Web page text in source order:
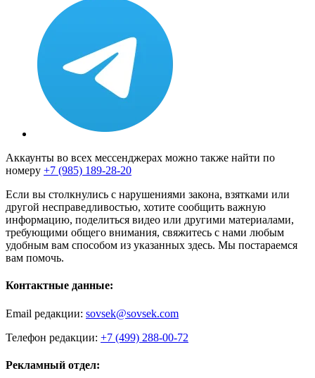
Аккаунты во всех мессенджерах можно также найти по
номеру +7 (985) 189-28-20
Если вы столкнулись с нарушениями закона, взятками или
другой несправедливостью, хотите сообщить важную
информацию, поделиться видео или другими материалами,
требующими общего внимания, свяжитесь с нами любым
удобным вам способом из указанных здесь. Мы постараемся
вам помочь.
Контактные данные:
Email редакции: sovsek@sovsek.com
Телефон редакции: +7 (499) 288-00-72
Рекламный отдел: